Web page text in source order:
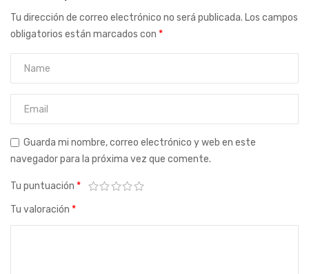
Tu dirección de correo electrónico no será publicada. Los campos
obligatorios están marcados con *
Guarda mi nombre, correo electrónico y web en este
navegador para la próxima vez que comente.
Tu puntuación *
Tu valoración *